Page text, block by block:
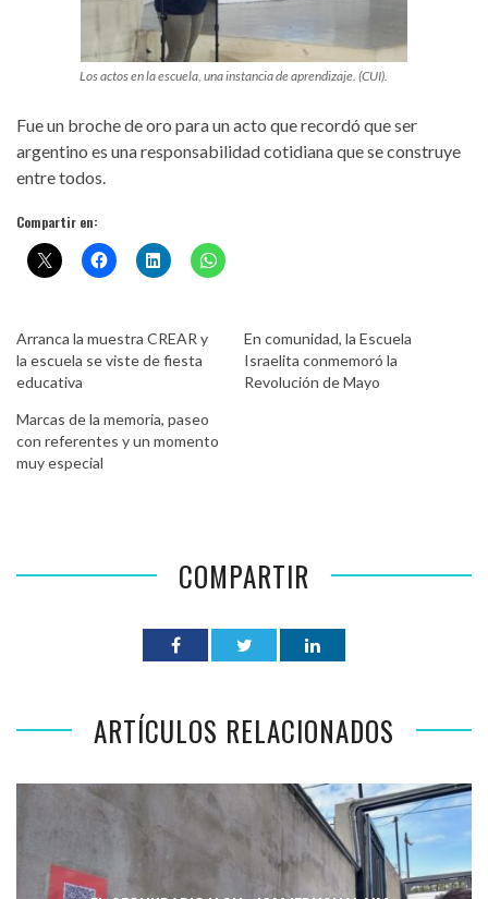
Los actos en la escuela, una instancia de aprendizaje. (CUI).
Fue un broche de oro para un acto que recordó que ser
argentino es una responsabilidad cotidiana que se construye
entre todos.
Compartir en:
Arranca la muestra CREAR y
la escuela se viste de fiesta
educativa
En comunidad, la Escuela
Israelita conmemoró la
Revolución de Mayo
Marcas de la memoria, paseo
con referentes y un momento
muy especial
COMPARTIR
ARTÍCULOS RELACIONADOS